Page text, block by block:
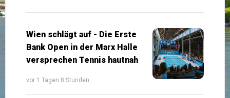
Wien schlägt auf - Die Erste
Bank Open in der Marx Halle
versprechen Tennis hautnah
vor 1 Tagen 8 Stunden